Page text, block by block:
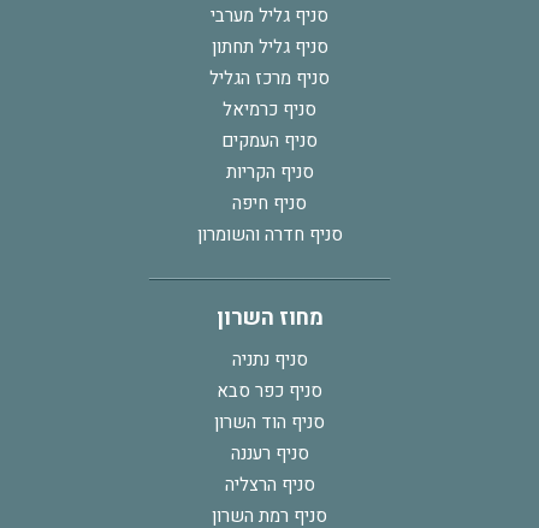
סניף גליל מערבי
סניף גליל תחתון
סניף מרכז הגליל
סניף כרמיאל
סניף העמקים
סניף הקריות
סניף חיפה
סניף חדרה והשומרון
מחוז השרון
סניף נתניה
סניף כפר סבא
סניף הוד השרון
סניף רעננה
סניף הרצליה
סניף רמת השרון